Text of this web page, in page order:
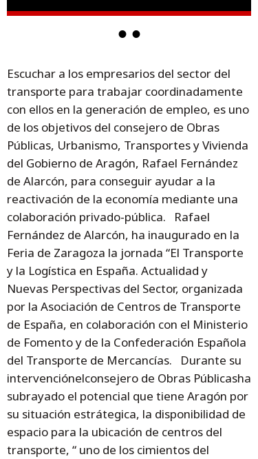
Escuchar a los empresarios del sector del
transporte para trabajar coordinadamente
con ellos en la generación de empleo, es uno
de los objetivos del consejero de Obras
Públicas, Urbanismo, Transportes y Vivienda
del Gobierno de Aragón, Rafael Fernández
de Alarcón, para conseguir ayudar a la
reactivación de la economía mediante una
colaboración privado-pública. Rafael
Fernández de Alarcón, ha inaugurado en la
Feria de Zaragoza la jornada “El Transporte
y la Logística en España. Actualidad y
Nuevas Perspectivas del Sector, organizada
por la Asociación de Centros de Transporte
de España, en colaboración con el Ministerio
de Fomento y de la Confederación Española
del Transporte de Mercancías. Durante su
intervenciónelconsejero de Obras Públicasha
subrayado el potencial que tiene Aragón por
su situación estrátegica, la disponibilidad de
espacio para la ubicación de centros del
transporte, “ uno de los cimientos del